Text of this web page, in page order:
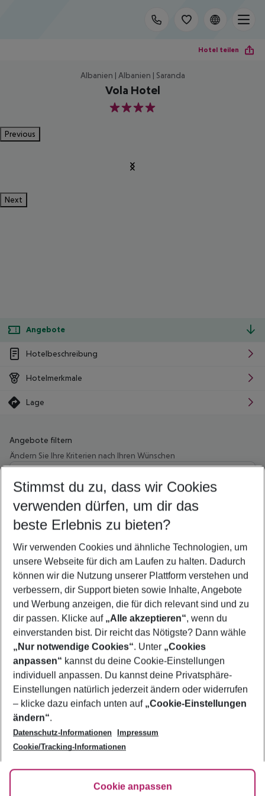
Hotel teilen
Albanien | Albanien | Saranda
Vola Hotel
4
Previous
Next
Angebote
Hotelbeschreibung
Hotelmerkmale
Lage
Angebote filtern
Ändern Sie Ihre Kriterien nach Ihren Wünschen
Wähle deinen Abflughafen
Beliebiger Abflughafen
Wähle deinen Reisezeitraum
5-8 Nächte
2 Erwachsene Keine Kinder
Mehr Filter anzeigen
Footer
Footer navigation
Über uns
AGB
Bestpreisgarantie
Cookie-Einstellungen ändern
Cookie-Richtlinie
Agenturbetreuung
Barrierefreies Reisen
FAQ
HanseMerkur Reiseversicherung
Folge uns
Stimmst du zu, dass wir Cookies
verwenden dürfen, um dir das
beste Erlebnis zu bieten?
Wir verwenden Cookies und ähnliche Technologien, um
unsere Webseite für dich am Laufen zu halten. Dadurch
können wir die Nutzung unserer Plattform verstehen und
verbessern, dir Support bieten sowie Inhalte, Angebote
und Werbung anzeigen, die für dich relevant sind und zu
dir passen. Klicke auf „Alle akzeptieren“, wenn du
einverstanden bist. Dir reicht das Nötigste? Dann wähle
„Nur notwendige Cookies“. Unter „Cookies
anpassen“ kannst du deine Cookie-Einstellungen
individuell anpassen. Du kannst deine Privatsphäre-
Einstellungen natürlich jederzeit ändern oder widerrufen
– klicke dazu einfach unten auf „Cookie-Einstellungen
ändern“.
Datenschutz-Informationen
Impressum
Cookie/Tracking-Informationen
Cookie anpassen